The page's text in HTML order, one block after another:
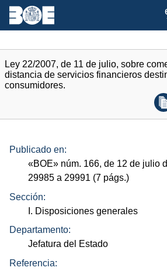
Ley 22/2007, de 11 de julio, sobre
distancia de servicios financieros
consumidores.
Publicado en:
«BOE» núm. 166, de 12 de julio
29985 a 29991 (7 págs.)
Sección:
I. Disposiciones generales
Departamento:
Jefatura del Estado
Referencia: